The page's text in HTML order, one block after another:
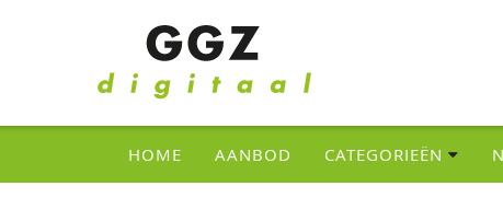
HOME AANBOD CATEGORIEËN